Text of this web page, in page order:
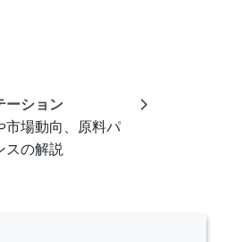
ーション
市場動向、原料パ
スの解説